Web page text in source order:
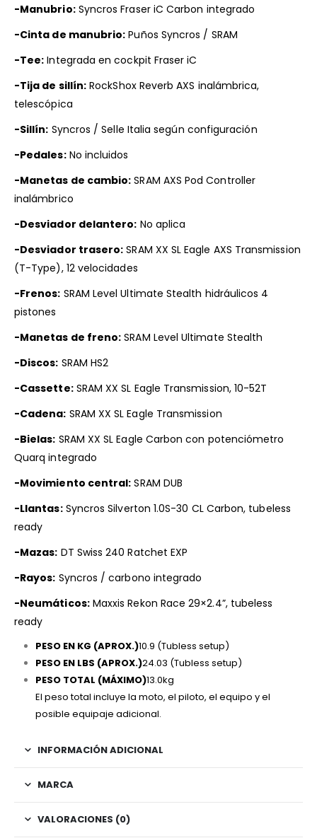
-Manubrio:Syncros Fraser iC Carbon integrado
-Cinta de manubrio: Puños Syncros / SRAM
-Tee: Integrada en cockpit Fraser iC
-Tija de sillín: RockShox Reverb AXS inalámbrica,
telescópica
-Sillín: Syncros / Selle Italia según configuración
-Pedales:No incluidos
-Manetas de cambio: SRAM AXS Pod Controller
inalámbrico
-Desviador delantero: No aplica
-Desviador trasero: SRAM XX SL Eagle AXS Transmission
(T-Type), 12 velocidades
-Frenos: SRAM Level Ultimate Stealth hidráulicos 4
pistones
-Manetas de freno: SRAM Level Ultimate Stealth
-Discos: SRAM HS2
-Cassette:SRAM XX SL Eagle Transmission, 10-52T
-Cadena: SRAM XX SL Eagle Transmission
-Bielas: SRAM XX SL Eagle Carbon con potenciómetro
Quarq integrado
-Movimiento central: SRAM DUB
-Llantas:Syncros Silverton 1.0S-30 CL Carbon, tubeless
ready
-Mazas: DT Swiss 240 Ratchet EXP
-Rayos: Syncros / carbono integrado
-Neumáticos:Maxxis Rekon Race 29×2.4”, tubeless
ready
PESO EN KG (APROX.)10.9 (Tubless setup)
PESO EN LBS (APROX.)24.03 (Tubless setup)
PESO TOTAL (MÁXIMO)13.0kg
El peso total incluye la moto, el piloto, el equipo y el
posible equipaje adicional.
INFORMACIÓN ADICIONAL
MARCA
VALORACIONES (0)